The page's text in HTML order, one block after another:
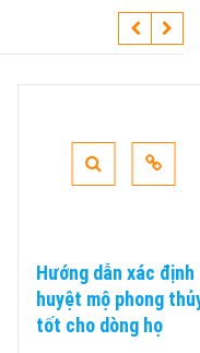
Hướng dẫn xác định
huyệt mộ phong thủy
tốt cho dòng họ